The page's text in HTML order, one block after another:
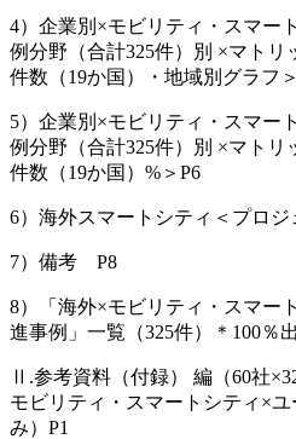
4）企業別×モビリティ・スマー
例分野（合計325件）別 ×マト
件数（19か国）・地域別グラフ
5）企業別×モビリティ・スマー
例分野（合計325件）別 ×マト
件数（19か国）%＞P6
6）海外スマートシティ＜プロジ
7）備考 P8
8）「海外×モビリティ・スマー
進事例」一覧（325件）＊100％
Ⅱ.参考資料（付録） 編（60社
モビリティ・スマートシティ×
み）P1